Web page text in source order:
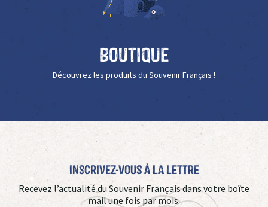
Boutique
Découvrez les produits du Souvenir Français !
Inscrivez-vous à La Lettre
Recevez l’actualité du Souvenir Français dans votre boîte
mail une fois par mois.